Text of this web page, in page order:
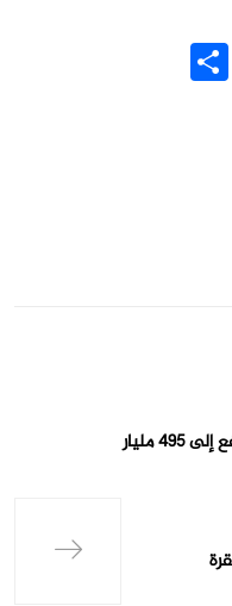
Messenger
مليار